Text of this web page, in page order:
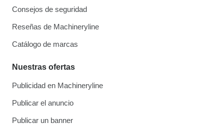
Consejos de seguridad
Reseñas de Machineryline
Catálogo de marcas
Nuestras ofertas
Publicidad en Machineryline
Publicar el anuncio
Publicar un banner